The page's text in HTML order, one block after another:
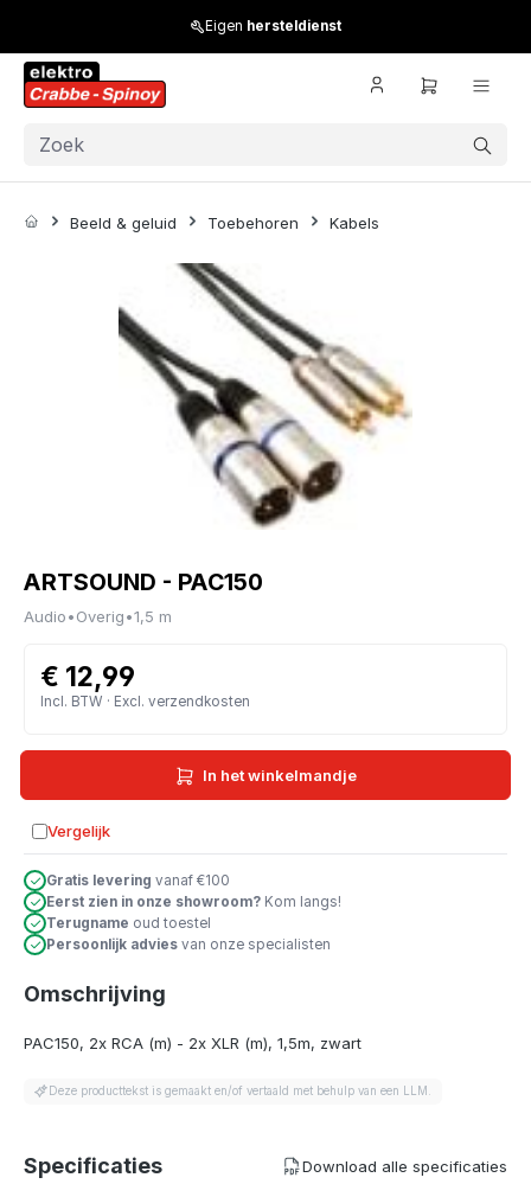
Eigen hersteldienst
Beeld & geluid Toebehoren Kabels
Skip image gallery
ARTSOUND - PAC150
Audio•Overig•1,5 m
€ 12,99
Incl. BTW · Excl. verzendkosten
In het winkelmandje
Vergelijk
Toevoegen aan vergelijking
Gratis levering vanaf €100
Eerst zien in onze showroom? Kom langs!
Terugname oud toestel
Persoonlijk advies van onze specialisten
Omschrijving
PAC150, 2x RCA (m) - 2x XLR (m), 1,5m, zwart
Deze producttekst is gemaakt en/of vertaald met behulp van een LLM.
Specificaties Download alle specificaties